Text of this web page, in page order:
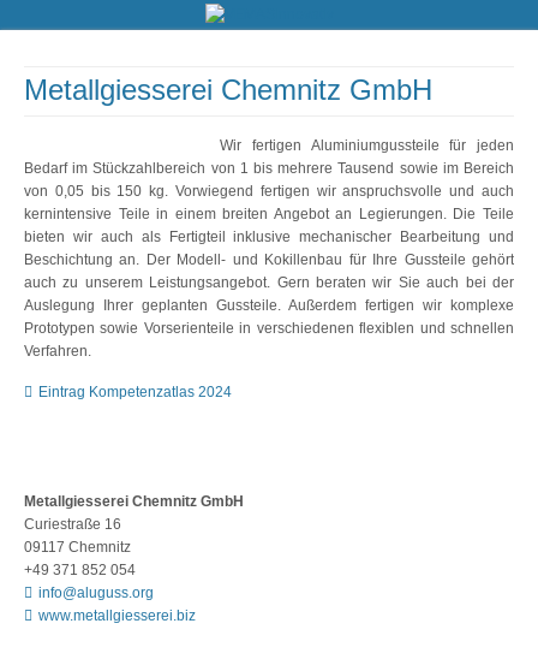
Metallgiesserei Chemnitz GmbH
Wir fertigen Aluminiumgussteile für jeden
Bedarf im Stückzahlbereich von 1 bis mehrere Tausend sowie im Bereich
von 0,05 bis 150 kg. Vorwiegend fertigen wir anspruchsvolle und auch
kernintensive Teile in einem breiten Angebot an Legierungen. Die Teile
bieten wir auch als Fertigteil inklusive mechanischer Bearbeitung und
Beschichtung an. Der Modell- und Kokillenbau für Ihre Gussteile gehört
auch zu unserem Leistungsangebot. Gern beraten wir Sie auch bei der
Auslegung Ihrer geplanten Gussteile. Außerdem fertigen wir komplexe
Prototypen sowie Vorserienteile in verschiedenen flexiblen und schnellen
Verfahren.
Eintrag Kompetenzatlas 2024
Metallgiesserei Chemnitz GmbH
Curiestraße 16
09117 Chemnitz
+49 371 852 054
info@aluguss.org
www.metallgiesserei.biz